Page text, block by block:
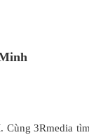
3Rmedia